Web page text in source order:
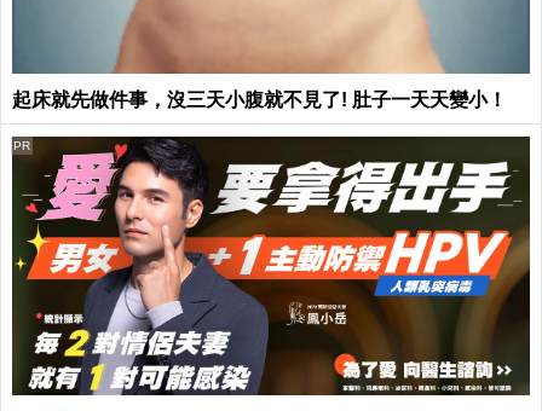
起床就先做件事，沒三天小腹就不見了! 肚子一天天變小！
PR